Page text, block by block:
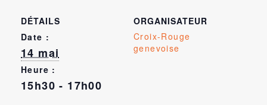
DÉTAILS
Date :
14 mai
Heure :
15h30 - 17h00
ORGANISATEUR
Croix-Rouge
genevoise